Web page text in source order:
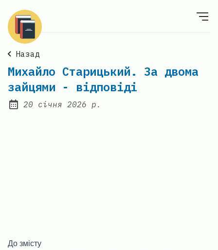
Назад
Михайло Старицький. За двома
зайцями - відповіді
Posted on:
20 січня 2026 р.
До змісту